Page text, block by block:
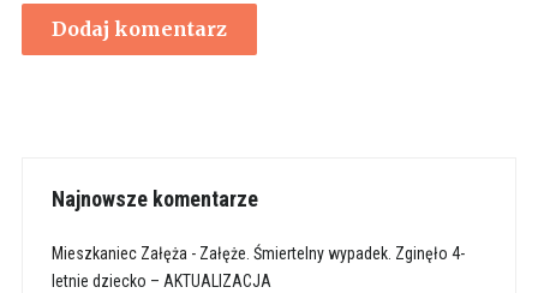
Najnowsze komentarze
Mieszkaniec Załęża - Załęże. Śmiertelny wypadek. Zginęło 4-
letnie dziecko – AKTUALIZACJA